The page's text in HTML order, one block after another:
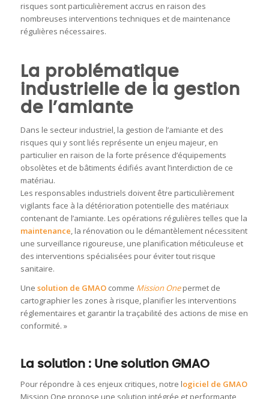
risques sont particulièrement accrus en raison des
nombreuses interventions techniques et de maintenance
régulières nécessaires.
La problématique
industrielle de la gestion
de l’amiante
Dans le secteur industriel, la gestion de l’amiante et des
risques qui y sont liés représente un enjeu majeur, en
particulier en raison de la forte présence d’équipements
obsolètes et de bâtiments édifiés avant l’interdiction de ce
matériau.
Les responsables industriels doivent être particulièrement
vigilants face à la détérioration potentielle des matériaux
contenant de l’amiante. Les opérations régulières telles que la
maintenance, la rénovation ou le démantèlement nécessitent
une surveillance rigoureuse, une planification méticuleuse et
des interventions spécialisées pour éviter tout risque
sanitaire.
Une solution de GMAOcomme Mission Onepermet de
cartographier les zones à risque, planifier les interventions
réglementaires et garantir la traçabilité des actions de mise en
conformité. »
La solution : Une solution GMAO
Pour répondre à ces enjeux critiques, notre logiciel de GMAO
Mission One propose une solution intégrée et performante,